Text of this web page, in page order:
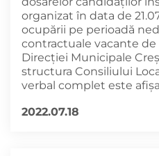
organizat în data de
ocupării pe perioadă
contractuale vacante
Direcției Municipale
structura Consiliului
verbal complet este
2022.07.18